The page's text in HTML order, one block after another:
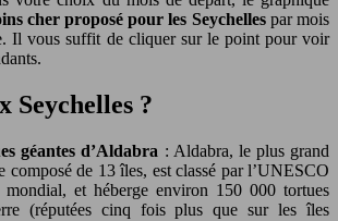
cher proposé pour les Seychellespar mois
Il vous suffit de cliquer sur le point pour voir
Seychelles ?
géantes d’Aldabra : Aldabra, le plus grand
composé de 13 îles, est classé par l’UNESCO
mondial, et héberge environ 150 000 tortues
(réputées cinq fois plus que sur les îles